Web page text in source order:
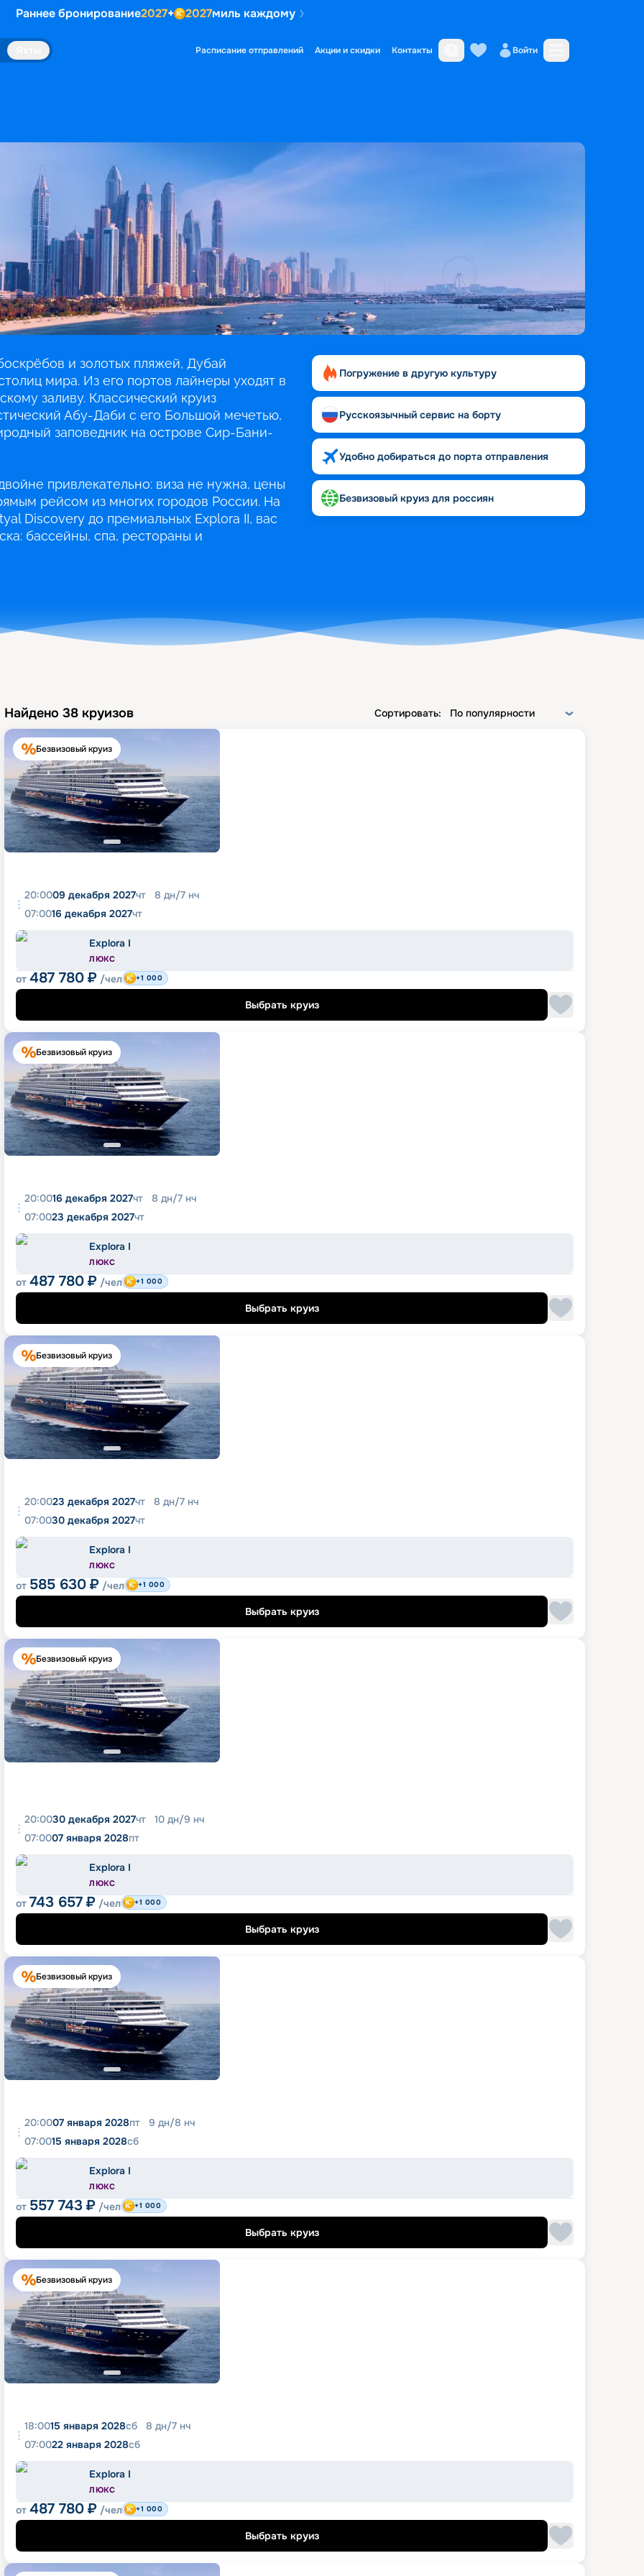
Раннее бронирование2027+ 2027миль каждому
Расписание отправлений Акции и скидки Контакты Войти
и золотых пляжей, Дубай
мира. Из его портов лайнеры уходят в
заливу. Классический круиз
Абу-Даби с его Большой мечетью,
заповедник на острове Сир-Бани-
привлекательно: виза не нужна, цены
рейсом из многих городов России. На
Discovery до премиальных Explora II, вас
бассейны, спа, рестораны и
Погружение в другую культуру
Русскоязычный сервис на борту
Удобно добираться до порта отправления
Безвизовый круиз для россиян
Найдено 38 круизов Сортировать: По популярности
Безвизовый круиз
20:0009 декабря 2027чт 8 дн/7 нч
07:0016 декабря 2027чт
Explora I
ЛЮКС
от 487 780 ₽ /чел +1 000
Выбрать круиз
Безвизовый круиз
20:0016 декабря 2027чт 8 дн/7 нч
07:0023 декабря 2027чт
Explora I
ЛЮКС
от 487 780 ₽ /чел +1 000
Выбрать круиз
Безвизовый круиз
20:0023 декабря 2027чт 8 дн/7 нч
07:0030 декабря 2027чт
Explora I
ЛЮКС
от 585 630 ₽ /чел +1 000
Выбрать круиз
Безвизовый круиз
20:0030 декабря 2027чт 10 дн/9 нч
07:0007 января 2028пт
Explora I
ЛЮКС
от 743 657 ₽ /чел +1 000
Выбрать круиз
Безвизовый круиз
20:0007 января 2028пт 9 дн/8 нч
07:0015 января 2028сб
Explora I
ЛЮКС
от 557 743 ₽ /чел +1 000
Выбрать круиз
Безвизовый круиз
18:0015 января 2028сб 8 дн/7 нч
07:0022 января 2028сб
Explora I
ЛЮКС
от 487 780 ₽ /чел +1 000
Выбрать круиз